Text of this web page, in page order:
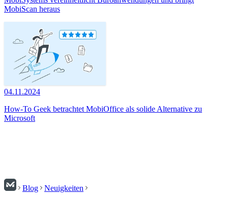
MobiScan heraus
04.11.2024
How-To Geek betrachtet MobiOffice als solide Alternative zu
Microsoft
Blog
Neuigkeiten